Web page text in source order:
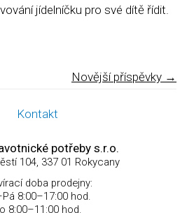
jídelníčku pro své dítě řídit.
Novější příspěvky →
Kontakt
potřeby s.r.o.
104, 337 01 Rokycany
doba prodejny:
8:00–17:00 hod.
8:00–11:00 hod.